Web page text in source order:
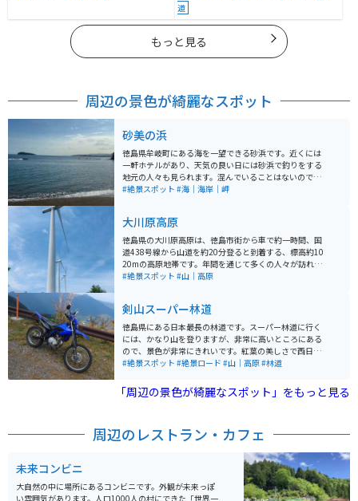
道
もっと見る
周辺の景色が綺麗なスポット
砂美の浜
徳島県牟岐町にある海を一望できる砂浜です。近くには
一軒ホテルがあり、天気の良い日には砂浜で釣りをする
地元の人々も見られます。混んでいることはないので、
付近に用があった時にはバイクや車でふらっと訪れるこ
#絶景スポット #海｜海岸｜岬
大川原高原
徳島県の大川原高原は、徳島市街から車で約一時間、国
道438号線から山道を約20分登ると到着する、標高約10
20mの高原地帯です。年間を通じて多くの人々が訪れ
る、豊かな自然と絶景を満喫できるスポットです。 大川
た、村営の放牧場や生活環境保全林、約5haのアワミツ
バツツジの群生地があります。 高原はアジサイの名所と
しても知られ、頂上には約3万本のアジサイが植えられ
ており、7月上旬には高原を青く染めます。また、昭和3
0年代に開かれた村営の大川原牧場では、現在7頭の黒和
の風車が15基設置されています。大川原高原一帯は希少
な植物が数多く残る森林地帯を有しており、自然溢れる
#絶景スポット #山｜高原
剣山スーパー林道
徳島県にある日本最長の林道です。スーパー林道に行く
には、かなり山を登りますが、非常に高いところにある
ので、景色が非常にきれいです。紅葉の美しさで西日本
一と言われる高の瀬峡があります。また、長いダートコ
ます。
#絶景スポット #絶景ロード #山｜高原#林道
「周辺の景色が綺麗なスポット」をもっと見る
周辺のレストラン・カフェ
未来コンビニ
大自然の中に場所にあるコンビニです。外観が未来っぽ
い雰囲気があります。人口1000人の村にできた「世界一